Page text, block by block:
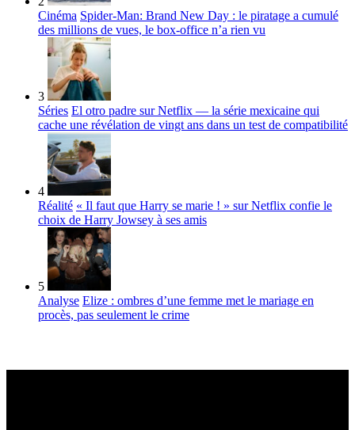
Cinéma Spider-Man: Brand New Day : le piratage a cumulé
des millions de vues, le box-office n’a rien vu
3
Séries El otro padre sur Netflix — la série mexicaine qui
cache une révélation de vingt ans dans un test de compatibilité
4
Réalité « Il faut que Harry se marie ! » sur Netflix confie le
choix de Harry Jowsey à ses amis
5
Analyse Elize : ombres d’une femme met le mariage en
procès, pas seulement le crime